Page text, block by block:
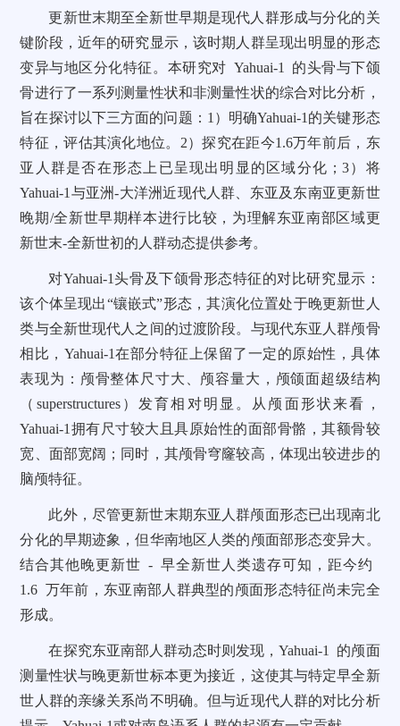
更新世末期至全新世早期是现代人群形成与分化的关
键阶段，近年的研究显示，该时期人群呈现出明显的形态
变异与地区分化特征。本研究对 Yahuai-1 的头骨与下颌
骨进行了一系列测量性状和非测量性状的综合对比分析，
旨在探讨以下三方面的问题：1）明确Yahuai-1的关键形态
特征，评估其演化地位。2）探究在距今1.6万年前后，东
亚人群是否在形态上已呈现出明显的区域分化；3）将
Yahuai-1与亚洲-大洋洲近现代人群、东亚及东南亚更新世
晚期/全新世早期样本进行比较，为理解东亚南部区域更
新世末-全新世初的人群动态提供参考。
对Yahuai-1头骨及下颌骨形态特征的对比研究显示：
该个体呈现出“镶嵌式”形态，其演化位置处于晚更新世人
类与全新世现代人之间的过渡阶段。与现代东亚人群颅骨
相比，Yahuai-1在部分特征上保留了一定的原始性，具体
表现为：颅骨整体尺寸大、颅容量大，颅颌面超级结构
（superstructures）发育相对明显。从颅面形状来看，
Yahuai-1拥有尺寸较大且具原始性的面部骨骼，其额骨较
宽、面部宽阔；同时，其颅骨穹窿较高，体现出较进步的
脑颅特征。
此外，尽管更新世末期东亚人群颅面形态已出现南北
分化的早期迹象，但华南地区人类的颅面部形态变异大。
结合其他晚更新世 - 早全新世人类遗存可知，距今约
1.6 万年前，东亚南部人群典型的颅面形态特征尚未完全
形成。
在探究东亚南部人群动态时则发现，Yahuai-1 的颅面
测量性状与晚更新世标本更为接近，这使其与特定早全新
世人群的亲缘关系尚不明确。但与近现代人群的对比分析